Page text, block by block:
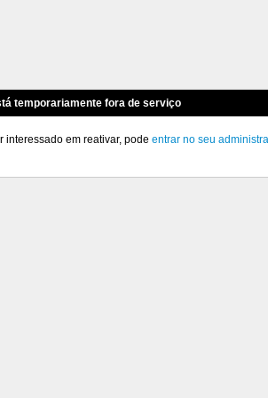
temporariamente fora de serviço
interessado em reativar, pode entrar no seu